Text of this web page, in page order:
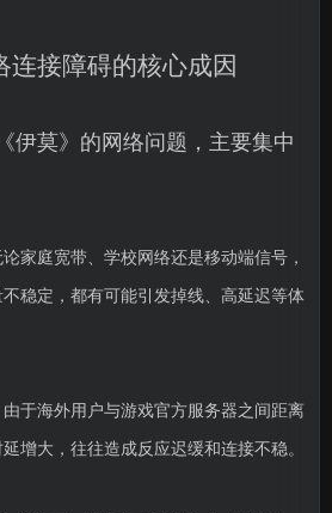
连接障碍的核心成因
伊莫》的网络问题，主要集中
家庭宽带、学校网络还是移动端信号，
稳定，都有可能引发掉线、高延迟等体
由于海外用户与游戏官方服务器之间距离
增大，往往造成反应迟缓和连接不稳。